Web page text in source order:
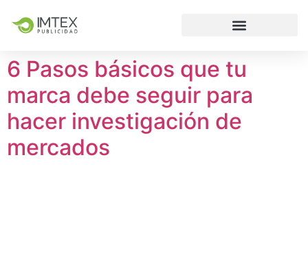
6 Pasos básicos que tu
marca debe seguir para
hacer investigación de
mercados